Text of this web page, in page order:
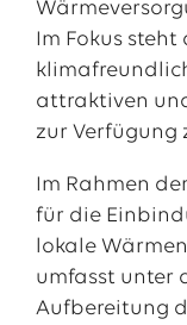
Im Fokus steht
attraktiven
zur Verfügung
Im Rahmen
für die
lokale
umfasst unter
Aufbereitung